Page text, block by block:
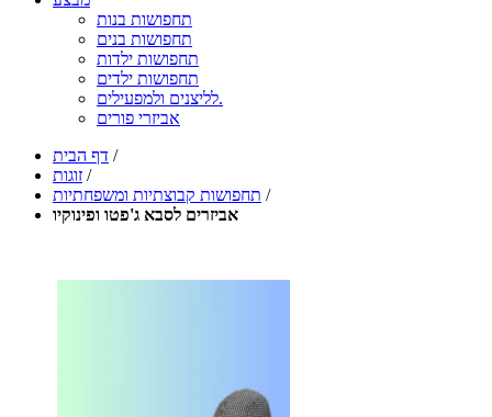
תחפושות בנות
תחפושות בנים
תחפושות ילדות
תחפושות ילדים
לליצנים ולמפעילים.
אביזרי פורים
דף הבית /
זוגות /
תחפושות קבוצתיות ומשפחתיות /
אביזרים לסבא ג'פטו ופינוקיו